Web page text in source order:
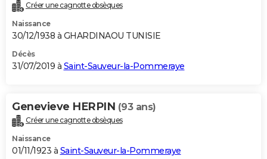
Créer une cagnotte obsèques
Naissance
30/12/1938 à GHARDINAOU TUNISIE
Décès
31/07/2019 à Saint-Sauveur-la-Pommeraye
Genevieve HERPIN (93 ans)
Créer une cagnotte obsèques
Naissance
01/11/1923 à Saint-Sauveur-la-Pommeraye